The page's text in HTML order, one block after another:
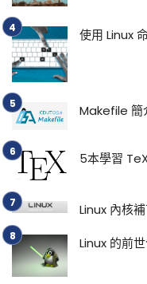
使用 Linux
Makefile 簡
5本學習
Linux 內核
Linux 的前